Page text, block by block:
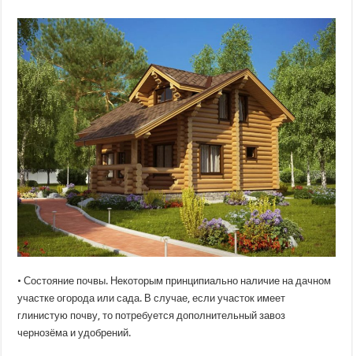
• Состояние почвы. Некоторым принципиально наличие на дачном
участке огорода или сада. В случае, если участок имеет
глинистую почву, то потребуется дополнительный завоз
чернозёма и удобрений.